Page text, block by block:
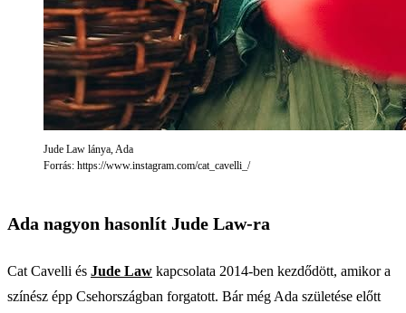
Jude Law lánya, Ada
Forrás: https://www.instagram.com/cat_cavelli_/
Ada nagyon hasonlít Jude Law-ra
Cat Cavelli és Jude Law kapcsolata 2014-ben kezdődött, amikor a
színész épp Csehországban forgatott. Bár még Ada születése előtt